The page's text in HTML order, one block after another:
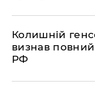
Колишній
визнав
РФ